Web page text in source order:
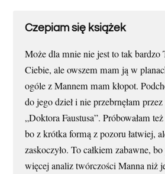
Czepiam się książek
Może dla mnie nie jest to tak
Ciebie, ale owszem mam ją w
ogóle z Mannem mam kłopot.
do jego dzieł i nie przebrnęłam
„Doktora Faustusa”. Próbowałam
bo z krótka formą z pozoru łatwiej,
zaskoczyło. To całkiem zabawne,
więcej analiz twórczości Manna niż